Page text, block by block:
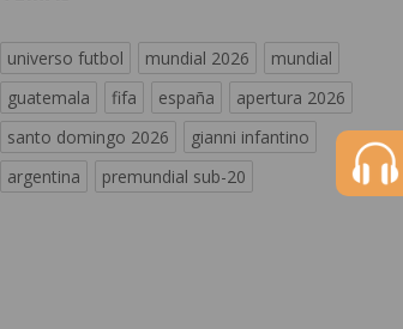
universo futbol mundial 2026
mundial
guatemala
fifa españa
apertura 2026
santo domingo 2026
gianni infantino
argentina
premundial sub-20